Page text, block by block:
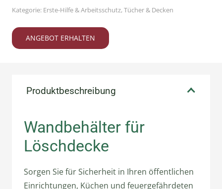
Kategorie: Erste-Hilfe & Arbeitsschutz,Tücher & Decken
ANGEBOT ERHALTEN
Produktbeschreibung
Wandbehälter für
Löschdecke
Sorgen Sie für Sicherheit in Ihren öffentlichen
Einrichtungen, Küchen und feuergefährdeten